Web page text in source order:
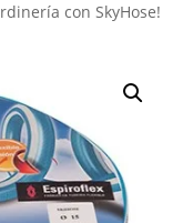
con SkyHose!